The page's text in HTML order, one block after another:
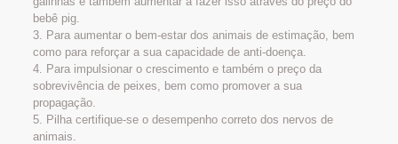
bebê pig.
3. Para aumentar o bem-estar dos animais de estimação, bem
como para reforçar a sua capacidade de anti-doença.
4. Para impulsionar o crescimento e também o preço da
sobrevivência de peixes, bem como promover a sua
propagação.
5. Pilha certifique-se o desempenho correto dos nervos de
animais.